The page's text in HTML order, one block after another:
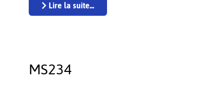
Lire la suite...
MS234